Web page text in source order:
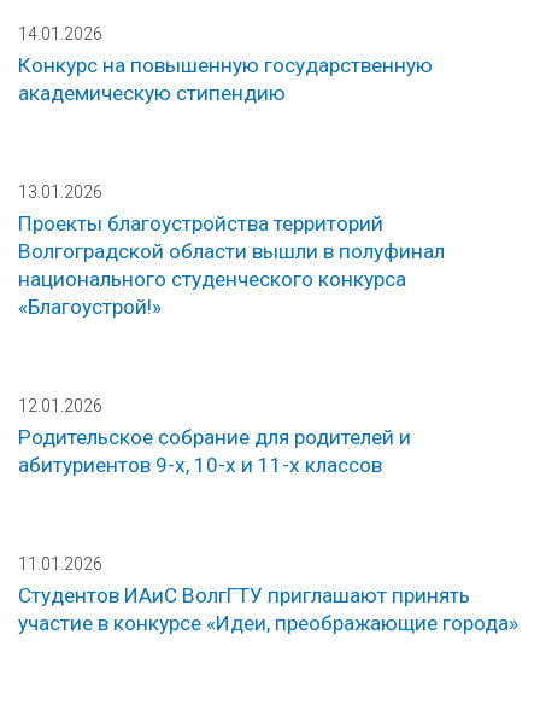
14.01.2026
Конкурс на повышенную государственную
академическую стипендию
13.01.2026
Проекты благоустройства территорий
Волгоградской области вышли в полуфинал
национального студенческого конкурса
«Благоустрой!»
12.01.2026
Родительское собрание для родителей и
абитуриентов 9-х, 10-х и 11-х классов
11.01.2026
Студентов ИАиС ВолгГТУ приглашают принять
участие в конкурсе «Идеи, преображающие города»